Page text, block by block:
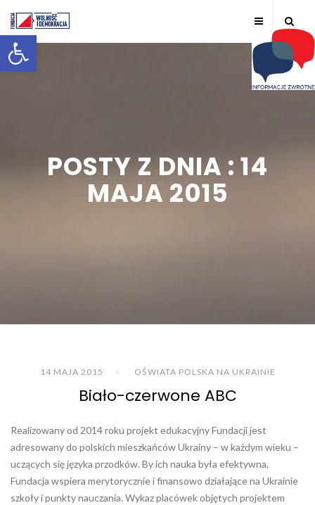
Otwórz pasek narzędzi
POSTY Z DNIA : 14
MAJA 2015
14 MAJA 2015 OŚWIATA POLSKA NA UKRAINIE
Biało-czerwone ABC
Realizowany od 2014 roku projekt edukacyjny Fundacji jest
adresowany do polskich mieszkańców Ukrainy – w każdym wieku –
uczących się języka przodków. By ich nauka była efektywna,
Fundacja wspiera merytorycznie i finansowo działające na Ukrainie
szkoły i punkty nauczania. Wykaz placówek objętych projektem